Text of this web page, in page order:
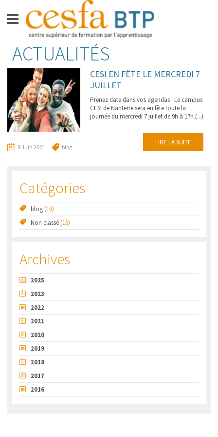
contenu
CESFA BTP
FORMATIONS BAC +3 –
BACHELOR GRADE DE LICENCE
FORMATION BAC +5 –
INGÉNIEUR
APPRENTIS
VIE SUR LE CAMPUS
ACTUALITÉS
CONTACT
ACTUALITÉS
CESI EN FÊTE LE MERCREDI 7
JUILLET
Prenez date dans vos agendas ! Le campus
CESI de Nanterre sera en fête toute la
journée du mercredi 7 juillet de 9h à 17h.(...)
8 Juin 2021 blog
LIRE LA SUITE
Catégories
blog(16)
Non classé(16)
Archives
2025
2023
2022
2021
2020
2019
2018
2017
2016